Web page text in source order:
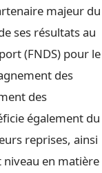
majeur du
ses résultats au
(FNDS) pour le
des
des
également du
reprises, ainsi
niveau en matière